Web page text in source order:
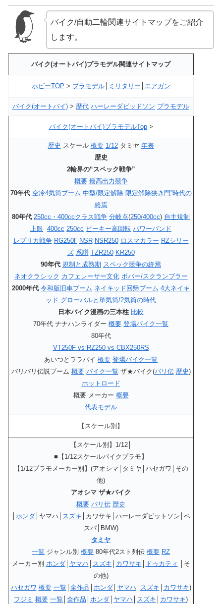
バイク/自動二輪関連サイトマップをご紹介
します。
バイク(オートバイ)プラモデル関連サイトマップ
ホビーTOP > プラモデル│ ミリタリー エアガン
バイク(オートバイ) > 歴代 ハーレーダビッドソン プラモデル
バイク(オートバイ)プラモデルTop>
歴史 スケール 概要 1/12タミヤ 年表
歴史
2輪界の“スペック戦争”
概要 最高出力競争
70年代 空冷4気筒ブーム 中型/限定解除 限定解除狭き門”時代の
終焉
80年代 250cc・400ccクラス戦争 分岐点(250/400cc) 自主規制
上限 400cc 250cc ピーキー高回転 パワーバンド
レプリカ戦争 RG250Γ NSR NSR250 ロスマカラー RZシリー
ズ 系譜 TZR250 KR250
90年代 規制と成熟期 スペック競争の終焉
ネオクラシック カフェレーサー文化 ボバー/スクランブラー
2000年代 令和版旧車ブーム ネイキッド回帰ブーム 4大ネイキ
ッド グローバルと単気筒/2気筒の時代
日本バイク漫画の三本柱 比較
70年代 ナナハンライダー 概要 登場バイク一覧
80年代
VT250F vs RZ250 vs CBX250RS
あいつとララバイ 概要 登場バイク一覧
バリバリ伝説ブーム 概要 バイク一覧 ザ★バイク(バリ伝 歴史)
ホットロード
概要 メーカー 概要
代表モデル
【スケール別】
【スケール別】1/12│
■【1/12スケールバイクプラモ】
【1/12プラモメーカー別】(アオシマ│タミヤ│ハセガワ│その
他)
アオシマ ザ★バイク
概要 バリ伝 歴史
ホンダ│ヤマハ│ スズキ │カワサキ│ハーレーダビットソン│ベ
スパ│BMW)
タミヤ
一覧 ジャンル別 概要 80年代2スト列伝 概要 RZ
メーカー別 ホンダ│ ヤマハ スズキ カワサキ ドゥカティ │そ
の他)
ハセガワ 概要 一覧 全作品 ホンダ│ ヤマハ スズキ カワサキ)
フジミ 概要 一覧 全作品 ホンダ ヤマハ スズキ カワサキ)